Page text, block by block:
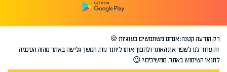
©2026 כל הזכויות שמורות לאפיק.
רק הודעה קטנה: אנחנו משתמשים בעוגיות 🍪
זה עוזר לנו לשפר את האתר ולהפוך אותו ליותר נוח. המשך גלישה באתר מהוה הסכמה
לתנאי השימוש באתר. ממשיכים? 😉